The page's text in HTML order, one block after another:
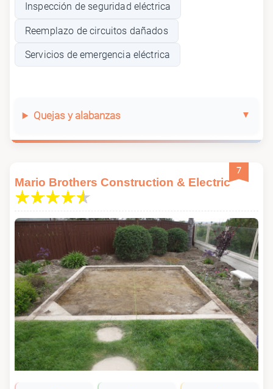
Inspección de seguridad eléctrica
Reemplazo de circuitos dañados
Servicios de emergencia eléctrica
Quejas y alabanzas
7
Mario Brothers Construction & Electric